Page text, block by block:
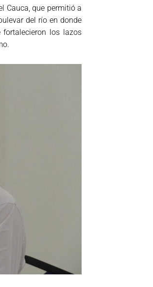
Cauca, que permitió a
del río en donde
fortalecieron los lazos